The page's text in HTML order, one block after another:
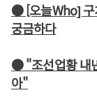
● [오늘Who] 구
궁금하다
● "조선업황 내
아"